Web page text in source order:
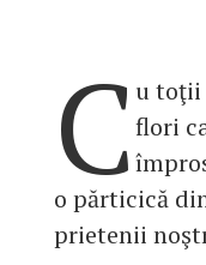
C u toţii
flori
o părticică
prietenii